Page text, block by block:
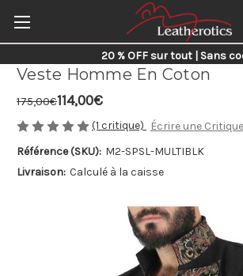
20 % OFF sur tout | Sans
Veste Homme En Coton
175,00€114,00€
(1 critique)
Écrire une Critique
Référence (SKU): M2-SPSL-MULTIBLK
Livraison: Calculé à la caisse